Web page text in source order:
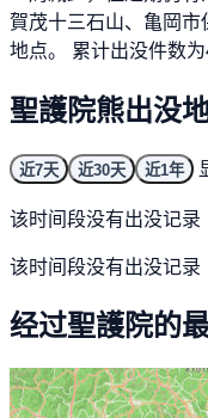
賀茂十三石山、亀岡
地点。 累计出没件数为
聖護院熊出没
近7天 近30天 近1年
该时间段没有出没记录
该时间段没有出没记录
经过聖護院的